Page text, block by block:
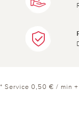
* Service 0,50 € / min